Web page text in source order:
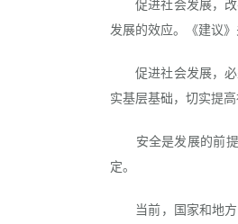
促进社会发展，改
发展的效应。《建议
促进社会发展，必
实基层基础，切实提高
安全是发展的前提
定。
当前，国家和地方